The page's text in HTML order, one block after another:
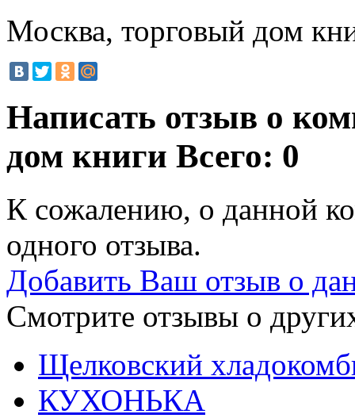
Москва, торговый дом
Написать отзыв о
дом книги Всего: 0
К сожалению, о данной
одного отзыва.
Добавить Ваш отзыв о
Смотрите отзывы о
Щелковский
КУХОНЬКА